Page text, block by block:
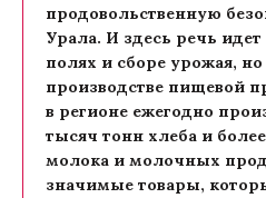
продовольственную
Урала. И здесь речь идет
полях и сборе урожая,
производстве пищевой
в регионе ежегодно
тысяч тонн хлеба и
молока и молочных
значимые товары,